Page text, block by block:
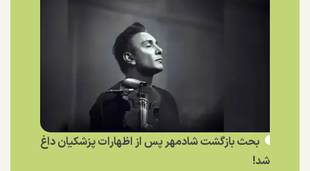
بحث بازگشت شادمهر پس از اظهارات پزشکیان داغ
شد!